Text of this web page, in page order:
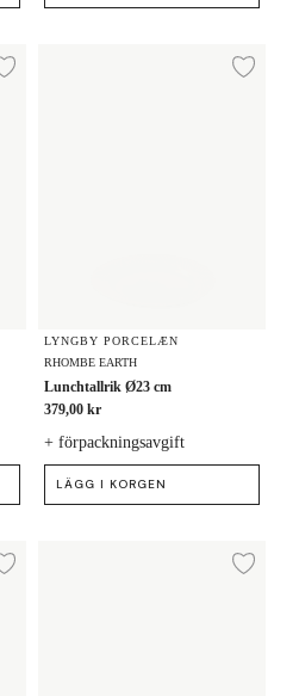
Lägg till i önskelista
LYNGBY PORCELÆN
RHOMBE EARTH
Lunchtallrik Ø23 cm
379,00 kr
+ förpackningsavgift
LÄGG I KORGEN
Lägg till i önskelista